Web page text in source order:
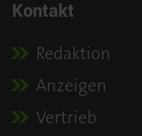
Kontakt
Redaktion
Anzeigen
Vertrieb